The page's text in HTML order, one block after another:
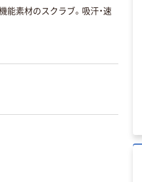
能素材のスクラブ。吸汗・速